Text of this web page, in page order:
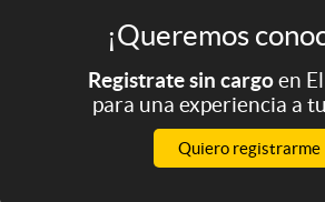
¡Queremos
Registrate sin cargoen
para una experiencia a
Quiero registrarme